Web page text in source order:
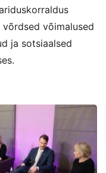
võimalused
ja sotsiaalsed